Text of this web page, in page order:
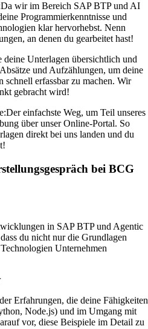
Da wir im Bereich SAP BTP und AI
Programmierkenntnisse und
klar hervorhebst. Nenn
an denen du gearbeitet hast!
deine Unterlagen übersichtlich und
und Aufzählungen, um deine
erfassbar zu machen. Wir
gebracht wird!
Der einfachste Weg, um Teil unseres
über unser Online-Portal. So
direkt bei uns landen und du
bei BCG
in SAP BTP und Agentic
du nicht nur die Grundlagen
Unternehmen
Erfahrungen, die deine Fähigkeiten
Node.js) und im Umgang mit
vor, diese Beispiele im Detail zu